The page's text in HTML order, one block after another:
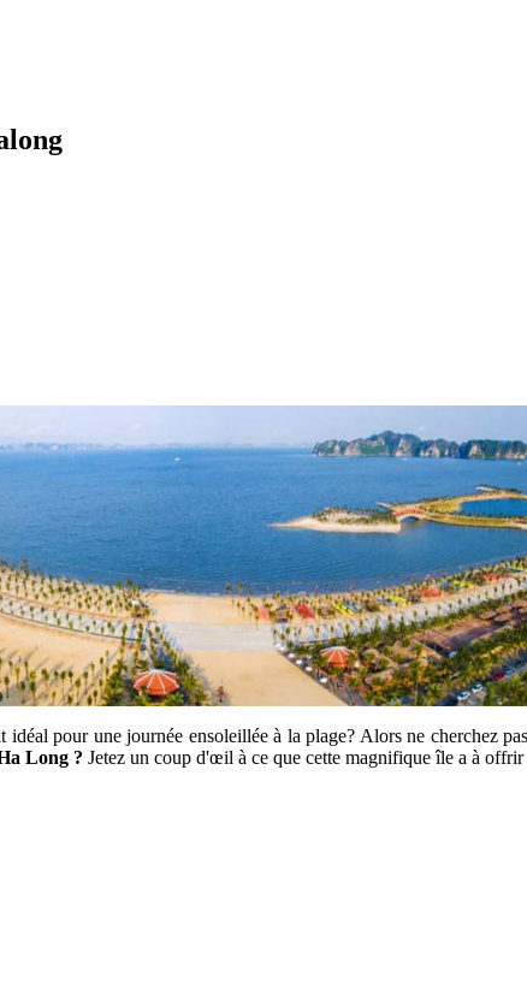
pour une journée ensoleillée à la plage? Alors ne cherchez
Long ? Jetez un coup d'œil à ce que cette magnifique île a à offrir